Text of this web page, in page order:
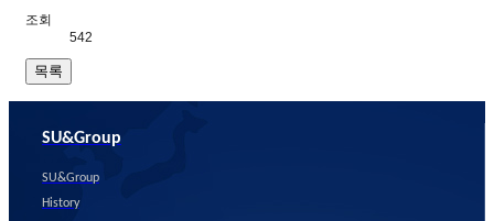
조회
542
목록
SU&Group
SU&Group
History